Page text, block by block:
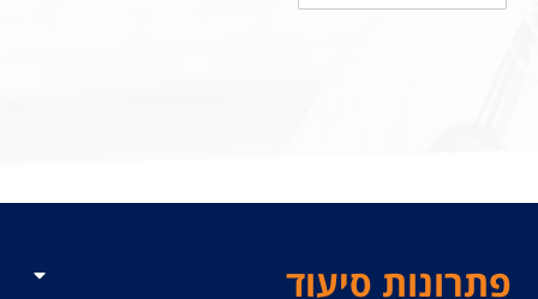
פתרונות סיעוד